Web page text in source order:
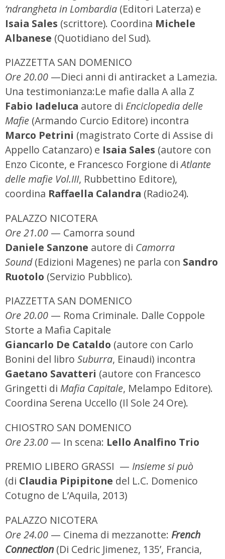
‘ndrangheta in Lombardia (Editori Laterza) e
Isaia Sales (scrittore). Coordina Michele
Albanese (Quotidiano del Sud).
PIAZZETTA SAN DOMENICO
Ore 20.00 —Dieci anni di antiracket a Lamezia.
Una testimonianza:Le mafie dalla A alla Z
Fabio Iadeluca autore di Enciclopedia delle
Mafie (Armando Curcio Editore) incontra
Marco Petrini (magistrato Corte di Assise di
Appello Catanzaro) e Isaia Sales (autore con
Enzo Ciconte, e Francesco Forgione diAtlante
delle mafie Vol.III, Rubbettino Editore),
coordina Raffaella Calandra (Radio24).
PALAZZO NICOTERA
Ore 21.00 — Camorra sound
Daniele Sanzone autore di Camorra
Sound(Edizioni Magenes) ne parla con Sandro
Ruotolo (Servizio Pubblico).
PIAZZETTA SAN DOMENICO
Ore 20.00 — Roma Criminale. Dalle Coppole
Storte a Mafia Capitale
Giancarlo De Cataldo (autore con Carlo
Bonini del libro Suburra, Einaudi) incontra
Gaetano Savatteri (autore con Francesco
Gringetti di Mafia Capitale, Melampo Editore).
Coordina Serena Uccello (Il Sole 24 Ore).
CHIOSTRO SAN DOMENICO
Ore 23.00 — In scena: Lello Analfino Trio
PREMIO LIBERO GRASSI — Insieme si può
(di Claudia Pipipitone del L.C. Domenico
Cotugno de L’Aquila, 2013)
PALAZZO NICOTERA
Ore 24.00 — Cinema di mezzanotte: French
Connection (Di Cedric Jimenez, 135’, Francia,